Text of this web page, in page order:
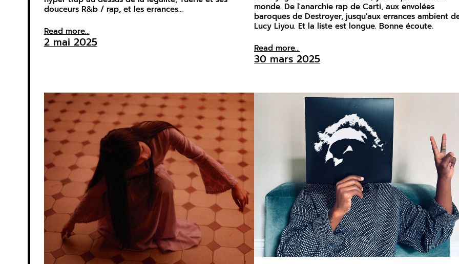
douceurs R&b / rap, et les errances…
Read more...
2 mai 2025
monde. De l'anarchie rap de Carti, aux envolées
baroques de Destroyer, jusqu'aux errances ambient
Lucy Liyou. Et la liste est longue. Bonne écoute.
Read more...
30 mars 2025